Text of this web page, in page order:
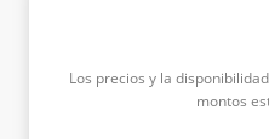
Los precios y la
montos